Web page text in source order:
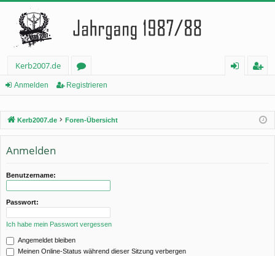
Kerb2007.de
or
rie
Anmelden Registrieren
Kerb2007.de Foren-Übersicht
Anmelden
Benutzername:
Passwort:
Ich habe mein Passwort vergessen
Angemeldet bleiben
Meinen Online-Status während dieser Sitzung verbergen